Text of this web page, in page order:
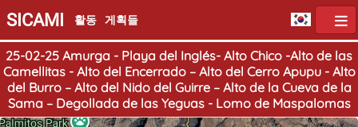
SICAMI 활동 게획들
25-02-25 Amurga - Playa del Inglés- Alto Chico -Alto de las
Camellitas - Alto del Encerrado – Alto del Cerro Apupu - Alto
del Burro – Alto del Nido del Guirre – Alto de la Cueva de la
Sama – Degollada de las Yeguas - Lomo de Maspalomas